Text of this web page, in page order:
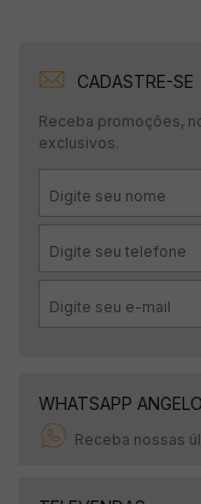
CADASTRE-SE
Receba promoções,
exclusivos.
WHATSAPP
Receba nossas